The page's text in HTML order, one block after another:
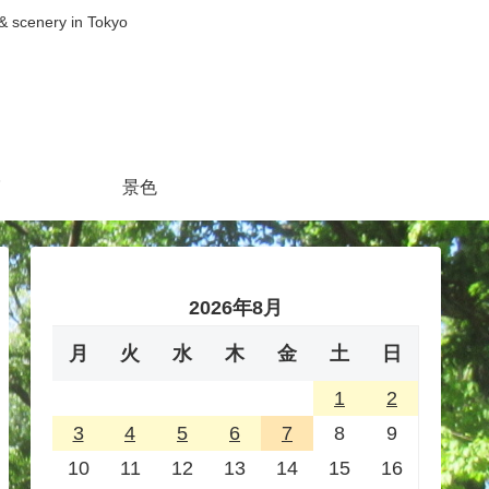
scenery in Tokyo
景色
2026年8月
月 火 水 木 金 土 日
1
2
3
4 5 6 7 8
9
10
11 12 13 14 15 16